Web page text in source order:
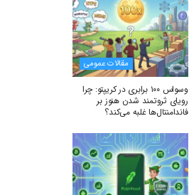
مقالات عمومی
وسواس ۱۰۰ برابری در کریپتو: چرا
رویای ثروتمند شدن هنوز بر
فاندامنتال‌ها غلبه می‌کند؟